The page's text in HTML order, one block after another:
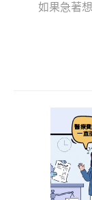
如果急著